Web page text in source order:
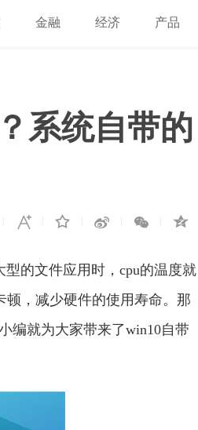
金融 经济 产品
系统自带的
的文件应用时，cpu的温度就
顿，减少硬件的使用寿命。那
编就为大家带来了win10自带